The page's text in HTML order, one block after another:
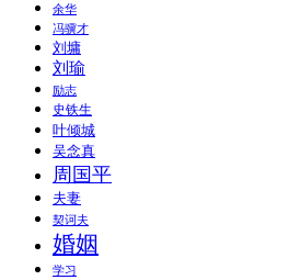
余华
冯骥才
刘墉
刘瑜
励志
史铁生
叶倾城
吴念真
周国平
夫妻
契诃夫
婚姻
学习